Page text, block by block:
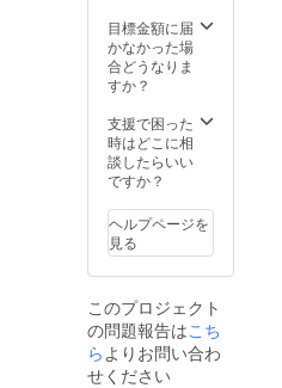
・佳日
図書館
HP、命
名主様
記載
目標金額に届
かなかった場
合どうなりま
すか？
支援で困った
時はどこに相
談したらいい
ですか？
ヘルプページを
見る
このプロジェクト
の問題報告はこち
ら よりお問い合わ
せください